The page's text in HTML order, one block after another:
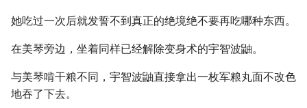
她吃过一次后就发誓不到真正的绝境绝不要再吃哪种东西。
在美琴旁边，坐着同样已经解除变身术的宇智波鼬。
与美琴啃干粮不同，宇智波鼬直接拿出一枚军粮丸面不改色
地吞了下去。